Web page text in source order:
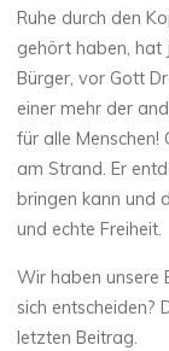
Ruhe durch den
gehört haben, hat
Bürger, vor Gott
einer mehr der
für alle Menschen!
am Strand. Er
bringen kann und
und echte Freiheit.
Wir haben unsere
sich entscheiden?
letzten Beitrag.